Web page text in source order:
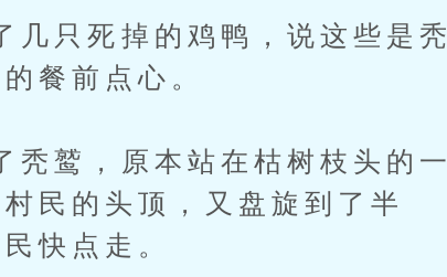
只死掉的鸡鸭，说这些是秃
餐前点心。
鹫，原本站在枯树枝头的一
民的头顶，又盘旋到了半
快点走。